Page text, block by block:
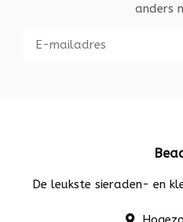
anders
De leukste sieraden- en